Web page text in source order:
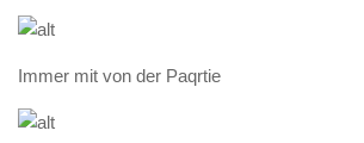
Immer mit von der Paqrtie